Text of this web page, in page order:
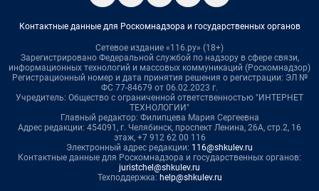
Контактные данные для Роскомнадзора и государственных органов
Сетевое издание «116.ру» (18+)
Зарегистрировано Федеральной службой по надзору в сфере связи,
информационных технологий и массовых коммуникаций (Роскомнадзор)
Регистрационный номер и дата принятия решения о регистрации: ЭЛ №
ФС 77-84679 от 06.02.2023 г.
Учредитель: Общество с ограниченной ответственностью "ИНТЕРНЕТ
ТЕХНОЛОГИИ"
Главный редактор: Филипцева Мария Сергеевна
Адрес редакции: 454091, г. Челябинск, проспект Ленина, 26А, стр.2, 16
этаж, +7 912 62 00 116
Электронный адрес редакции: 116@shkulev.ru
Контактные данные для Роскомнадзора и государственных органов:
juristchel@shkulev.ru
Техподдержка: help@shkulev.ru